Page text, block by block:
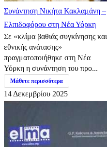
Συνάντηση Νικήτα Κακλαμάνη –
Ελπιδοφόρου στη Νέα Υόρκη
Σε «κλίμα βαθιάς συγκίνησης και
εθνικής ανάτασης»
πραγματοποιήθηκε στη Νέα
Υόρκη η συνάντηση του προ...
Μάθετε περισσότερα
14 Δεκεμβρίου 2025